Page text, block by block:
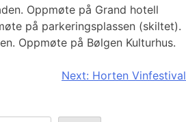
Oppmøte på Grand hotell
på parkeringsplassen (skiltet).
Oppmøte på Bølgen Kulturhus.
Next: Horten Vinfestival